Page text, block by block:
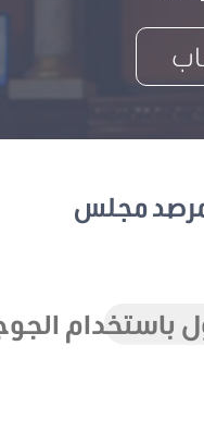
مجلس
الجوجل